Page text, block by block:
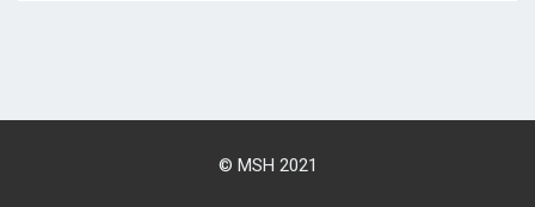
© MSH 2021